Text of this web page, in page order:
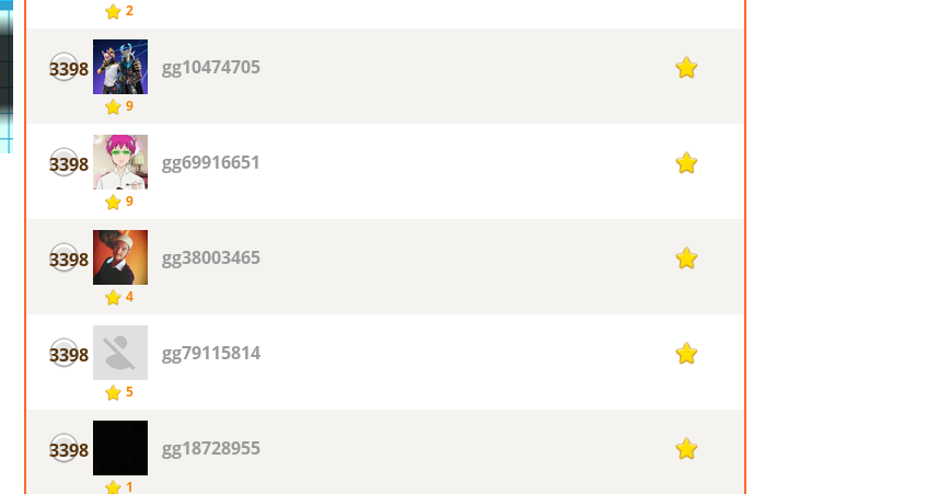
2
3398
9
gg10474705 1
3398
9
gg69916651 1
3398
4
gg38003465 1
3398
5
gg79115814 1
3398
1
gg18728955 1